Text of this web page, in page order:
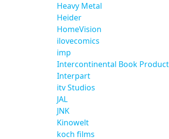
Heavy Metal
Heider
HomeVision
ilovecomics
imp
Intercontinental Book
Interpart
itv Studios
JAL
JNK
Kinowelt
koch films